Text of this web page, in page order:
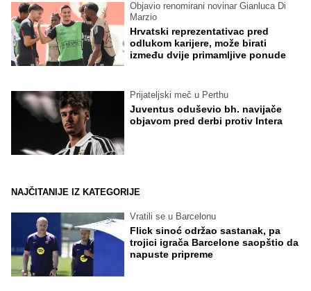
Objavio renomirani novinar Gianluca Di
Marzio
Hrvatski reprezentativac pred
odlukom karijere, može birati
između dvije primamljive ponude
Prijateljski meč u Perthu
Juventus oduševio bh. navijače
objavom pred derbi protiv Intera
NAJČITANIJE IZ KATEGORIJE
Vratili se u Barcelonu
Flick sinoć održao sastanak, pa
trojici igrača Barcelone saopštio da
napuste pripreme